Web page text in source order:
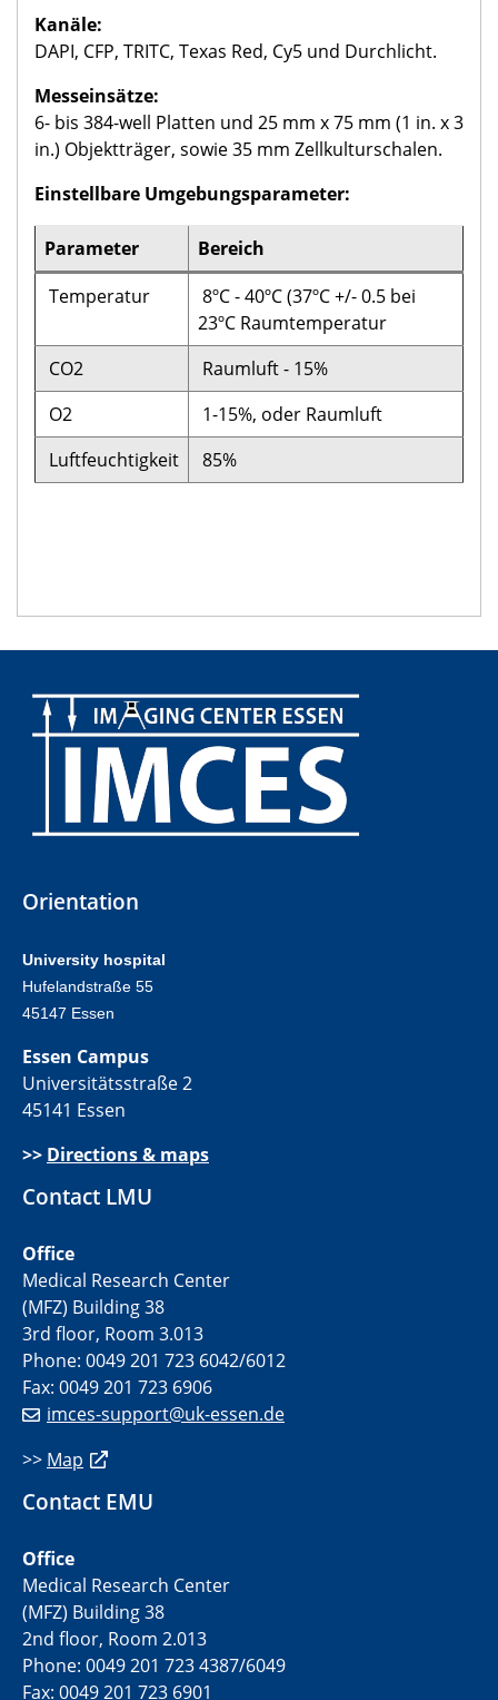
Kanäle:
DAPI, CFP, TRITC, Texas Red, Cy5 und Durchlicht.
Messeinsätze:
6- bis 384-well Platten und 25 mm x 75 mm (1 in. x 3
in.) Objektträger, sowie 35 mm Zellkulturschalen.
Einstellbare Umgebungsparameter:
Parameter
Bereich
Temperatur
8ºC - 40ºC (37ºC +/- 0.5 bei
23ºC Raumtemperatur
CO2
Raumluft - 15%
O2
1-15%, oder Raumluft
Luftfeuchtigkeit
85%
Orientation
University hospital
Hufelandstraße 55
45147 Essen
Essen Campus
Universitätsstraße 2
45141 Essen
>> Directions & maps
Contact LMU
Office
Medical Research Center
(MFZ) Building 38
3rd floor, Room 3.013
Phone: 0049 201 723 6042/6012
Fax: 0049 201 723 6906
imces-support@uk-essen.de
>> Map
Contact EMU
Office
Medical Research Center
(MFZ) Building 38
2nd floor, Room 2.013
Phone: 0049 201 723 4387/6049
Fax: 0049 201 723 6901